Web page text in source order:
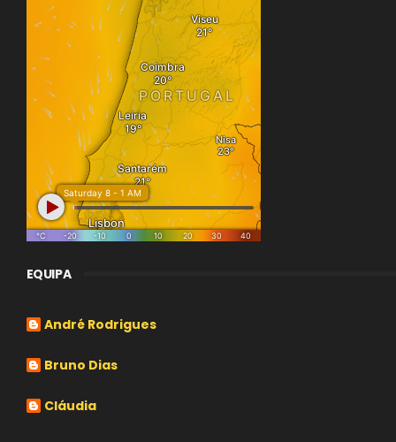
EQUIPA
André Rodrigues
Bruno Dias
Cláudia